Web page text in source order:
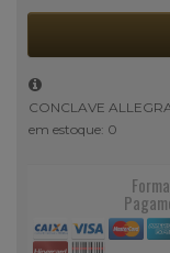
CONCLAVE
em estoque: 0